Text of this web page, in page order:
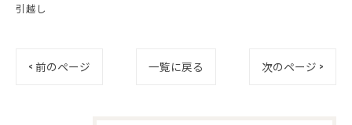
引越し
< 前のページ 一覧に戻る 次のページ >